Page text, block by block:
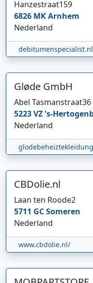
Hanzestraat159
6826 MKArnhem
Nederland
debitumenspecialist.nl
Gløde GmbH
Abel Tasmanstraat36
5223 VZ 's-
Nederland
CBDolie.nl
Laan ten Roode2
5711 GCSomeren
Nederland
www.cbdolie.nl/